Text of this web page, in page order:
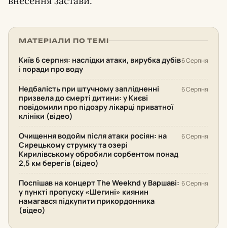
МАТЕРІАЛИ ПО ТЕМІ
Київ 6 серпня: наслідки атаки, вирубка дубів
і поради про воду
6 Серпня
Недбалість при штучному заплідненні
призвела до смерті дитини: у Києві
повідомили про підозру лікарці приватної
клініки (відео)
6 Серпня
Очищення водойм після атаки росіян: на
Сирецькому струмку та озері
Кирилівському обробили сорбентом понад
2,5 км берегів (відео)
6 Серпня
Поспішав на концерт The Weeknd у Варшаві:
у пункті пропуску «Шегині» киянин
намагався підкупити прикордонника
(відео)
6 Серпня